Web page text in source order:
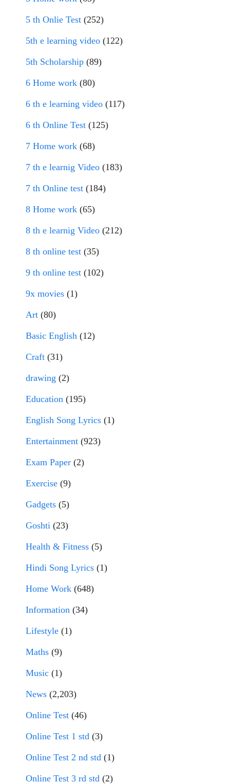
5 th Onlie Test (252)
5th e learning video (122)
5th Scholarship (89)
6 Home work (80)
6 th e learning video (117)
6 th Online Test (125)
7 Home work (68)
7 th e learnig Video (183)
7 th Online test (184)
8 Home work (65)
8 th e learnig Video (212)
8 th online test (35)
9 th online test (102)
9x movies (1)
Art (80)
Basic English (12)
Craft (31)
drawing (2)
Education (195)
English Song Lyrics (1)
Entertainment (923)
Exam Paper (2)
Exercise (9)
Gadgets (5)
Goshti (23)
Health & Fitness (5)
Hindi Song Lyrics (1)
Home Work (648)
Information (34)
Lifestyle (1)
Maths (9)
Music (1)
News (2,203)
Online Test (46)
Online Test 1 std (3)
Online Test 2 nd std (1)
Online Test 3 rd std (2)